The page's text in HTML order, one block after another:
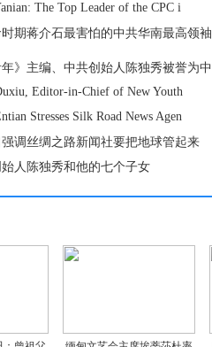
The Top Leader of the CPC i
期蒋介石最害怕的中共华南最高领袖
年》主编、中共创始人陈独秀被誉为中
Editor-in-Chief of New Youth
Stresses Silk Road News Agen
强调丝绸之路新闻社要把地球管起来
人陈独秀和他的七个子女